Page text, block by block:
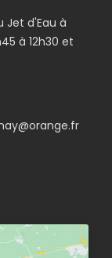
Jet d'Eau à
à 12h30 et